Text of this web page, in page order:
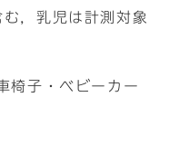
，乳児は計測対象
椅子・ベビーカー